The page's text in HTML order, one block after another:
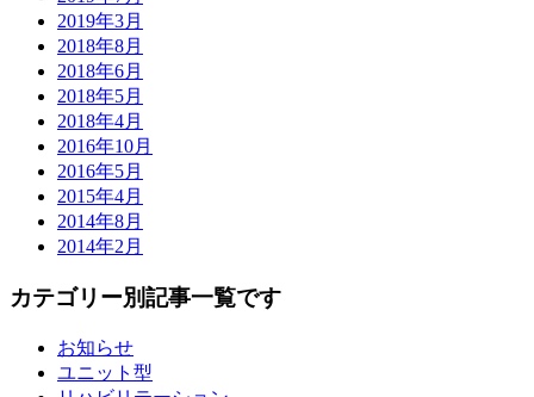
2019年3月
2018年8月
2018年6月
2018年5月
2018年4月
2016年10月
2016年5月
2015年4月
2014年8月
2014年2月
カテゴリー別記事一覧です
お知らせ
ユニット型